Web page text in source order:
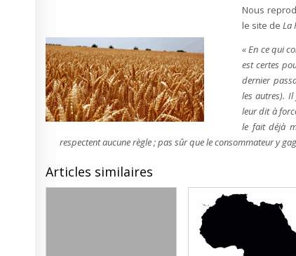
Nous
le site deLa
« En ce qui
est certes
dernier
les autres).
leur dit à
le fait déjà
respectent aucune règle ; pas sûr que le consommateur y
Articles similaires